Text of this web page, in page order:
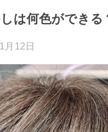
は何色ができる
月12日